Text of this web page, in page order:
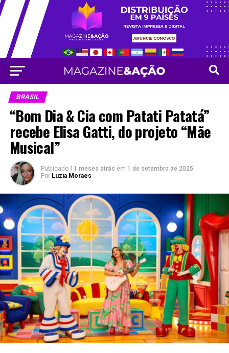
BRASIL
“Bom Dia & Cia com Patati Patatá”
recebe Elisa Gatti, do projeto “Mãe
Musical”
Publicado 11 meses atrás em 1 de setembro de 2025
Por Luzia Moraes
Vá para versão mobile